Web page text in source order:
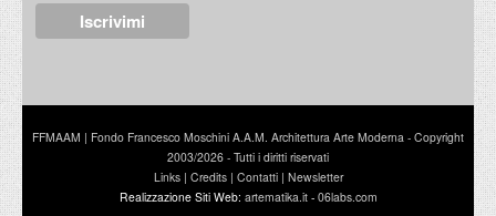
FFMAAM | Fondo Francesco Moschini A.A.M. Architettura Arte Moderna - Copyright
2003/2026 - Tutti i diritti riservati
Links | Credits | Contatti | Newsletter
Realizzazione Siti Web: artematika.it- 06labs.com